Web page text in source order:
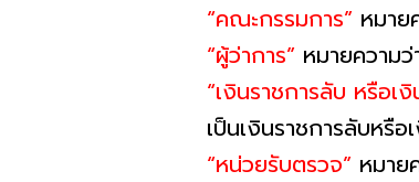
“คณะกรรมการ” หมาย
“ผู้ว่าการ” หมายความ
“เงินราชการลับ หรือ
เป็นเงินราชการลับหรื
“หน่วยรับตรวจ” หมาย